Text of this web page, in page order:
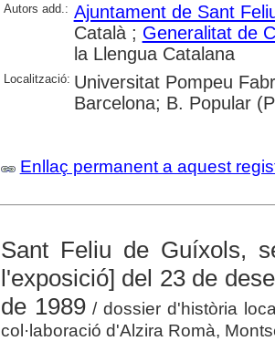
Autors add.: Ajuntament de Sant
Català ; Generalitat de
la Llengua Catalana
Localització: Universitat Pompeu
Barcelona; B. Popular
Enllaç permanent a aquest
Sant Feliu de Guíxols,
l'exposició] del 23 de
de 1989/ dossier d'història
col·laboració d'Alzira Romà,